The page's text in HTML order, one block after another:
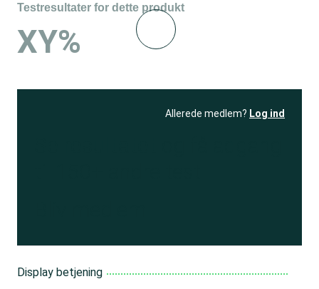
Testresultater for dette produkt
XY%
Allerede medlem? Log ind
Display betjening